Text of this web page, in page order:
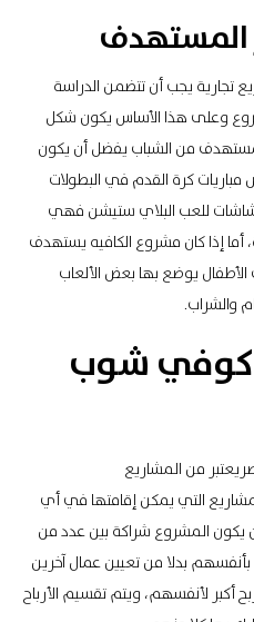
تجارية يجب أن تتضمن الدراسة
وعلى هذا الأساس يكون شكل
من الشباب يفضل أن يكون
كرة القدم في البطولات
شاشات للعب البلاي ستيشن فهي
أما إذا كان مشروع الكافيه يستهدف
يوضع بها بعض الألعاب
والشراب.
كوفي شوب
من المشاريع
التي يمكن إقامتها في أي
يكون المشروع شراكة بين عدد من
بدلا من تعيين عمال آخرين
أكبر لأنفسهم، ويتم تقسيم الأرباح